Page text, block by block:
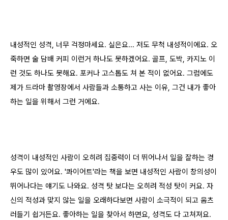
내성적인 성격, 너무 걱정마세요. 실은요... 저도 무척 내성적이에요. 오
죽하면 술 담배 커피 이런거 하나도 못하겠어요. 골프, 도박, 카지노 이
런 것도 하나도 못해요. 포커나 고스톱도 쳐 본 적이 없어요. 그럼에도
제가 드라마 촬영장에서 사람들과 소통하고 사는 이유, 그건 내가 좋아
하는 일을 위해서 그런 거에요.
성격이 내성적인 사람이 오히려 집중력이 더 뛰어나서 일을 잘하는 경
우도 많이 있어요. '콰이어트'라는 책을 보면 내성적인 사람이 창의성이
뛰어나다는 얘기도 나와요. 성격 탓 보다는 오히려 적성 탓이 커요. 자
신의 적성과 맞지 않는 일을 오래하다보면 사람이 소극적이 되고 움츠
러들기 쉽거든요. 좋아하는 일을 찾아서 하면요, 성격도 다 고쳐져요.